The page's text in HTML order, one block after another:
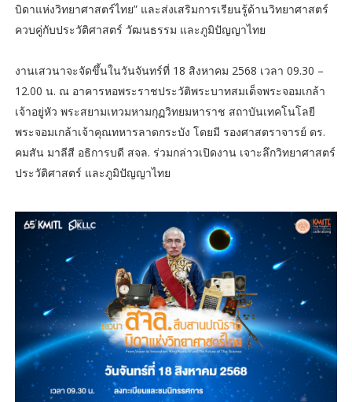
บิดาแห่งวิทยาศาสตร์ไทย” และส่งเสริมการเรียนรู้ด้านวิทยาศาสตร์
ควบคู่กับประวัติศาสตร์ วัฒนธรรม และภูมิปัญญาไทย
งานเสวนาจะจัดขึ้นในวันจันทร์ที่ 18 สิงหาคม 2568 เวลา 09.30 –
12.00 น. ณ อาคารหอพระราชประวัติพระบาทสมเด็จพระจอมเกล้า
เจ้าอยู่หัว พระสยามเทวมหามกุฏวิทยมหาราช สถาบันเทคโนโลยี
พระจอมเกล้าเจ้าคุณทหารลาดกระบัง โดยมี รองศาสตราจารย์ ดร.
คมสัน มาลีสี อธิการบดี สจล. ร่วมกล่าวเปิดงาน เจาะลึกวิทยาศาสตร์
ประวัติศาสตร์ และภูมิปัญญาไทย